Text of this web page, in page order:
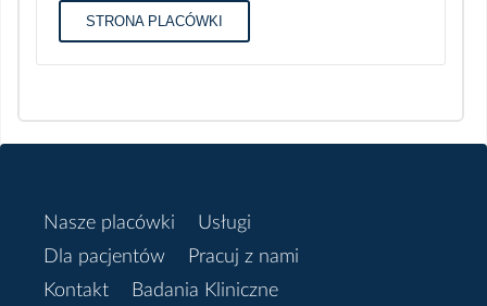
STRONA PLACÓWKI
Nasze placówki
Usługi
Dla pacjentów
Pracuj z nami
Kontakt
Badania Kliniczne